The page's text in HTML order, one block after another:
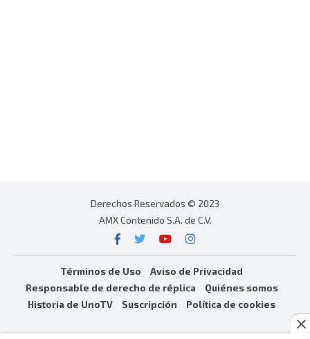
Derechos Reservados © 2023
AMX Contenido S.A. de C.V.
Términos de Uso
Aviso de Privacidad
Responsable de derecho de réplica
Quiénes somos
Historia de UnoTV
Suscripción Política de cookies